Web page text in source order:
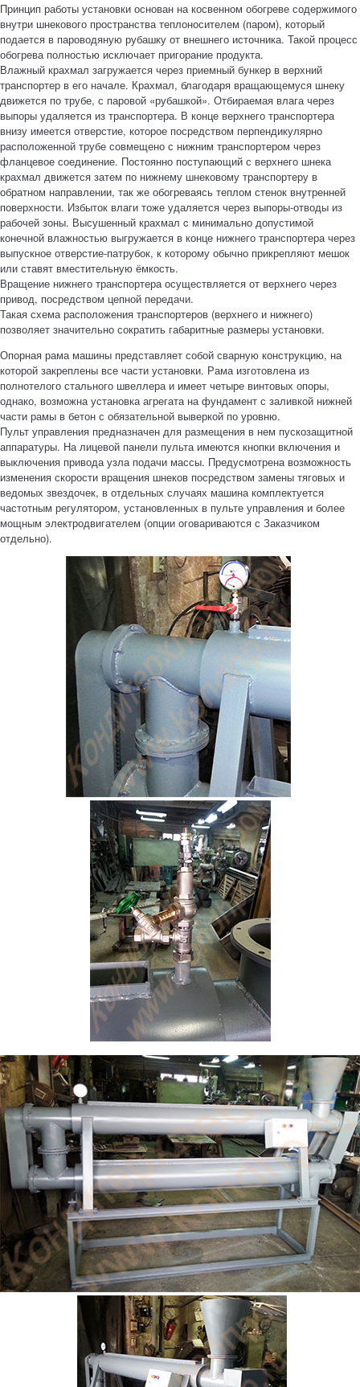
Принцип работы установки основан на косвенном обогреве содержимого
внутри шнекового пространства теплоносителем (паром), который
подается в пароводяную рубашку от внешнего источника. Такой процесс
обогрева полностью исключает пригорание продукта.
Влажный крахмал загружается через приемный бункер в верхний
транспортер в его начале. Крахмал, благодаря вращающемуся шнеку
движется по трубе, с паровой «рубашкой». Отбираемая влага через
выпоры удаляется из транспортера. В конце верхнего транспортера
внизу имеется отверстие, которое посредством перпендикулярно
расположенной трубе совмещено с нижним транспортером через
фланцевое соединение. Постоянно поступающий с верхнего шнека
крахмал движется затем по нижнему шнековому транспортеру в
обратном направлении, так же обогреваясь теплом стенок внутренней
поверхности. Избыток влаги тоже удаляется через выпоры-отводы из
рабочей зоны. Высушенный крахмал c минимально допустимой
конечной влажностью выгружается в конце нижнего транспортера через
выпускное отверстие-патрубок, к которому обычно прикрепляют мешок
или ставят вместительную ёмкость.
Вращение нижнего транспортера осуществляется от верхнего через
привод, посредством цепной передачи.
Такая схема расположения транспортеров (верхнего и нижнего)
позволяет значительно сократить габаритные размеры установки.
Опорная рама машины представляет собой сварную конструкцию, на
которой закреплены все части установки. Рама изготовлена из
полнотелого стального швеллера и имеет четыре винтовых опоры,
однако, возможна установка агрегата на фундамент с заливкой нижней
части рамы в бетон с обязательной выверкой по уровню.
Пульт управления предназначен для размещения в нем пускозащитной
аппаратуры. На лицевой панели пульта имеются кнопки включения и
выключения привода узла подачи массы. Предусмотрена возможность
изменения скорости вращения шнеков посредством замены тяговых и
ведомых звездочек, в отдельных случаях машина комплектуется
частотным регулятором, установленных в пульте управления и более
мощным электродвигателем (опции оговариваются с Заказчиком
отдельно).